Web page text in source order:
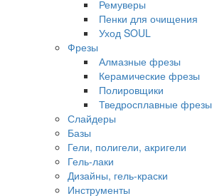
Ремуверы
Пенки для очищения
Уход SOUL
Фрезы
Алмазные фрезы
Керамические фрезы
Полировщики
Тведросплавные фрезы
Слайдеры
Базы
Гели, полигели, акригели
Гель-лаки
Дизайны, гель-краски
Инструменты